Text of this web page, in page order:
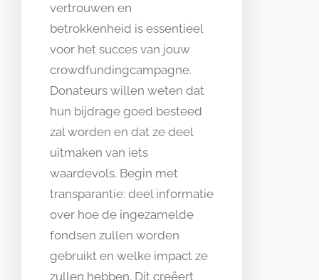
vertrouwen en
betrokkenheid is essentieel
voor het succes van jouw
crowdfundingcampagne.
Donateurs willen weten dat
hun bijdrage goed besteed
zal worden en dat ze deel
uitmaken van iets
waardevols. Begin met
transparantie: deel informatie
over hoe de ingezamelde
fondsen zullen worden
gebruikt en welke impact ze
zullen hebben. Dit creëert